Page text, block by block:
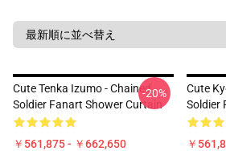
Cute Tenka Izumo - Chained
Soldier Fanart Shower Curtain
￥561,875 - ￥662,650
-20%
Cute
Soldier
￥